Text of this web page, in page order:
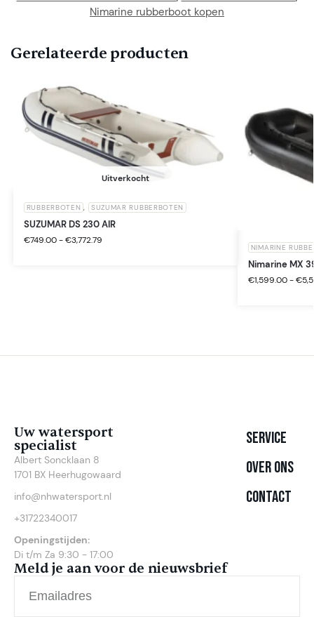
Nimarine rubberboot kopen
Gerelateerde producten
Uitverkocht
RUBBERBOTEN , SUZUMAR RUBBERBOTEN
SUZUMAR DS 230 AIR
€749.00 - €3,772.79
NIMARINE
Nimarine MX
€1,599.00 - €
Uw watersport
specialist
Albert Soncklaan 8
1701 BX Heerhugowaard
info@nhwatersport.nl
+31722340017
Openingstijden:
Di t/m Za 9:30 - 17:00
Meld je aan voor de nieuwsbrief
Service
Over ons
Contact